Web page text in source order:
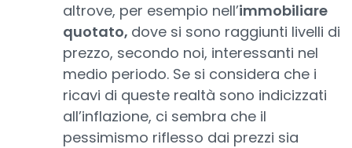
altrove, per esempio nell’immobiliare
quotato, dove si sono raggiunti livelli di
prezzo, secondo noi, interessanti nel
medio periodo. Se si considera che i
ricavi di queste realtà sono indicizzati
all’inflazione, ci sembra che il
pessimismo riflesso dai prezzi sia